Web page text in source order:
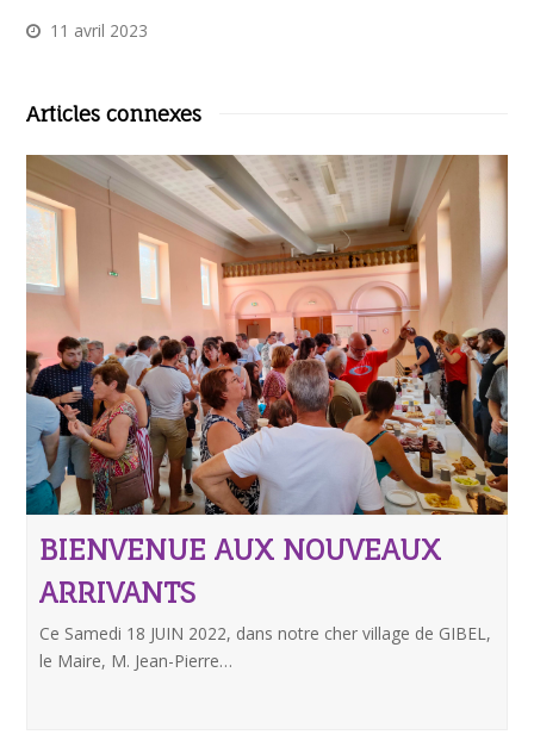
11 avril 2023
Articles connexes
BIENVENUE AUX NOUVEAUX
ARRIVANTS
Ce Samedi 18 JUIN 2022, dans notre cher village de GIBEL,
le Maire, M. Jean-Pierre…